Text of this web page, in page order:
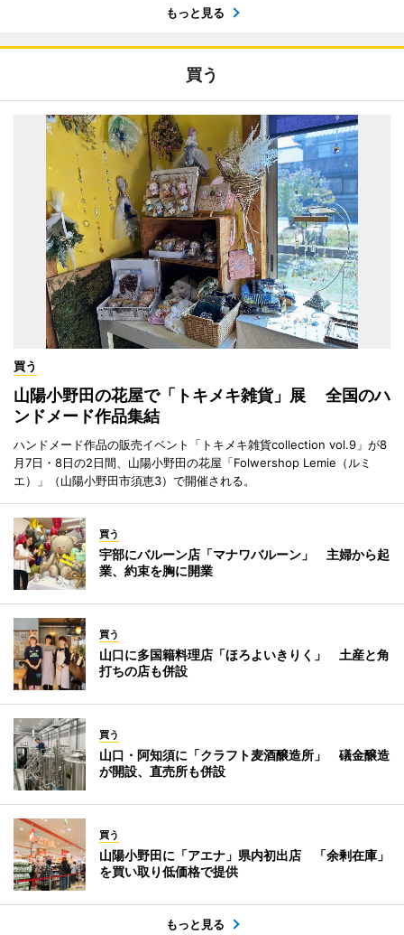
もっと見る
買う
買う
山陽小野田の花屋で「トキメキ雑貨」展 全国のハ
ンドメード作品集結
ハンドメード作品の販売イベント「トキメキ雑貨collection vol.9」が8
月7日・8日の2日間、山陽小野田の花屋「Folwershop Lemie（ルミ
エ）」（山陽小野田市須恵3）で開催される。
買う
宇部にバルーン店「マナワバルーン」 主婦から起
業、約束を胸に開業
買う
山口に多国籍料理店「ほろよいきりく」 土産と角
打ちの店も併設
買う
山口・阿知須に「クラフト麦酒醸造所」 礒金醸造
が開設、直売所も併設
買う
山陽小野田に「アエナ」県内初出店 「余剰在庫」
を買い取り低価格で提供
もっと見る